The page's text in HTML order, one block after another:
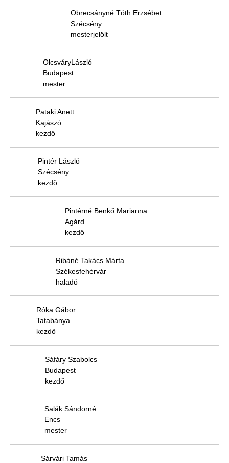
Obrecsányné Tóth Erzsébet
Szécsény
mesterjelölt
OlcsváryLászló
Budapest
mester
Pataki Anett
Kajászó
kezdő
Pintér László
Szécsény
kezdő
Pintérné Benkő Marianna
Agárd
kezdő
Ribáné Takács Márta
Székesfehérvár
haladó
Róka Gábor
Tatabánya
kezdő
Sáfáry Szabolcs
Budapest
kezdő
Salák Sándorné
Encs
mester
Sárvári Tamás